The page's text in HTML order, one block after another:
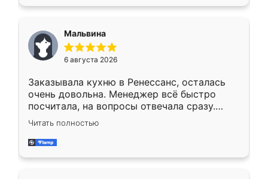
меньше, здесь же он более разнообразный.
Мне нравится ,если что-то потребуется из
мебели буду заказывать только здесь.
Мальвина
6 августа 2026
Заказывала кухню в Ренессанс, осталась
очень довольна. Менеджер всё быстро
посчитала, на вопросы отвечала сразу.
Замерщик приехал в субботу, подошёл к
делу со всей ответственностью. Собрали
за день, ребята работали аккуратно, даже
Читать полностью